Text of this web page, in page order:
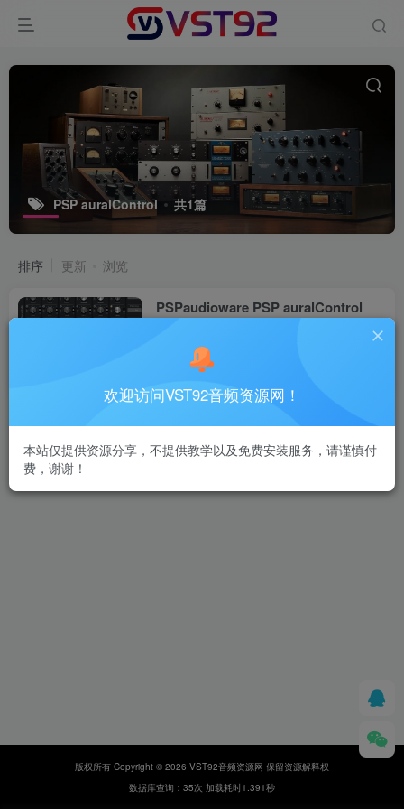
PSP auralControl 共1篇
排序 更新 浏览
PSPaudioware PSP auralControl
VST插件
1个月前
版权所有 Copyright © 2026 VST92音频资源网 保留资源解释权
数据库查询：35次 加载耗时1.391秒
欢迎访问VST92音频资源网！
本站仅提供资源分享，不提供教学以及免费安装服务，请谨慎付
费，谢谢！